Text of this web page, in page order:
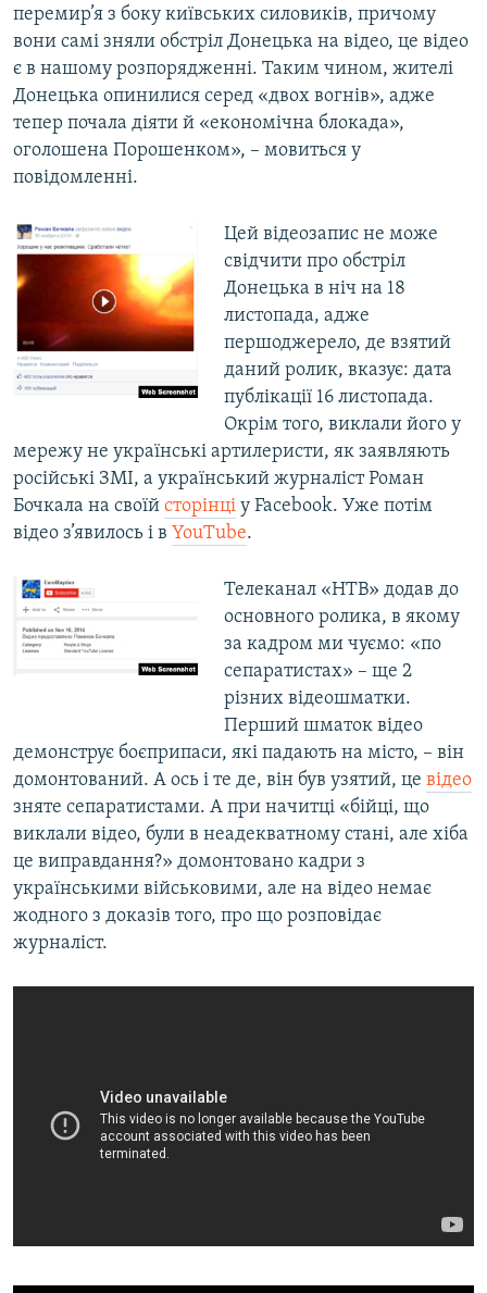
перемир’я з боку київських силовиків, причому
вони самі зняли обстріл Донецька на відео, це відео
є в нашому розпорядженні. Таким чином, жителі
Донецька опинилися серед «двох вогнів», адже
тепер почала діяти й «економічна блокада»,
оголошена Порошенком», – мовиться у
повідомленні.
Цей відеозапис не може
свідчити про обстріл
Донецька в ніч на 18
листопада, адже
першоджерело, де взятий
даний ролик, вказує: дата
публікації 16 листопада.
Окрім того, виклали його у
мережу не українські артилеристи, як заявляють
російські ЗМІ, а український журналіст Роман
Бочкала на своїй сторінці у Facebook. Уже потім
відео з’явилось і в YouTube.
Телеканал «НТВ» додав до
основного ролика, в якому
за кадром ми чуємо: «по
сепаратистах» – ще 2
різних відеошматки.
Перший шматок відео
демонструє боєприпаси, які падають на місто, – він
домонтований. А ось і те де, він був узятий, це відео
зняте сепаратистами. А при начитці «бійці, що
виклали відео, були в неадекватному стані, але хіба
це виправдання?» домонтовано кадри з
українськими військовими, але на відео немає
жодного з доказів того, про що розповідає
журналіст.